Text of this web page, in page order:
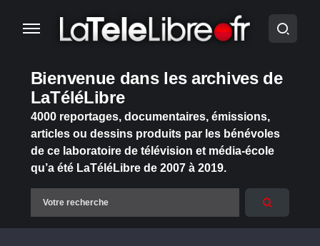
Bienvenue dans les archives de
LaTéléLibre
4000 reportages, documentaires, émissions,
articles ou dessins produits par les bénévoles
de ce laboratoire de télévision et média-école
qu’a été LaTéléLibre de 2007 à 2019.